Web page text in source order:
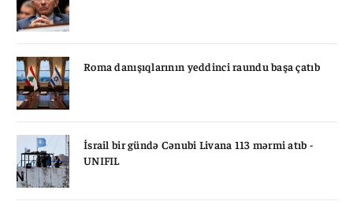
Roma danışıqlarının yeddinci raundu başa çatıb
İsrail bir gündə Cənubi Livana 113 mərmi atıb -
UNIFIL